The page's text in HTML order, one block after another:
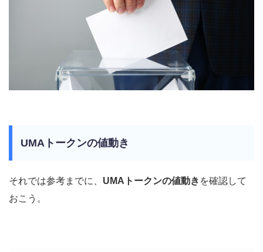
UMAトークンの値動き
それでは参考までに、 UMAトークンの値動き を確認して
おこう。